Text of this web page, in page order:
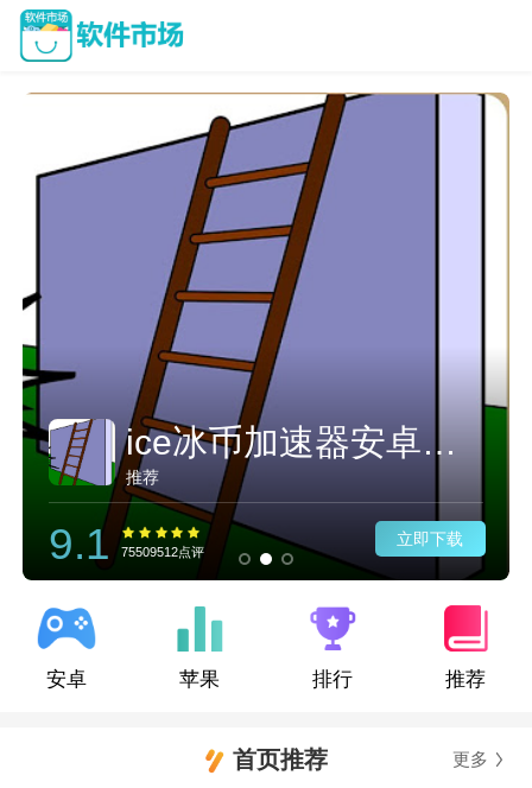
ice冰币加速器安卓下载
推荐
9.1 75509512点评
立即下载
安卓 苹果 排行 推荐
首页推荐 更多